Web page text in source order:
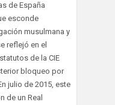
de España
esconde
musulmana y
reflejó en el
de la CIE
bloqueo por
julio de 2015, este
de un Real